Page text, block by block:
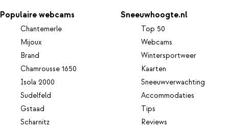
Populaire webcams
Chantemerle
Mijoux
Brand
Chamrousse 1650
Isola 2000
Sudelfeld
Gstaad
Scharnitz
Sneeuwhoogte.nl
Top 50
Webcams
Wintersportweer
Kaarten
Sneeuwverwachting
Accommodaties
Tips
Reviews